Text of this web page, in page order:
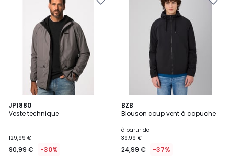
JP1880
Veste technique
129,99 €
90,99 € -30%
BZB
Blouson coup vent à capuche
à partir de
39,99 €
24,99 € -37%
2
Couleurs